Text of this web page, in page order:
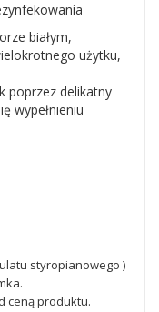
białym,
użytku,
poprzez delikatny
wypełnieniu
styropianowego )
ceną produktu.